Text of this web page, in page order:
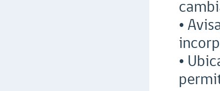
•
•